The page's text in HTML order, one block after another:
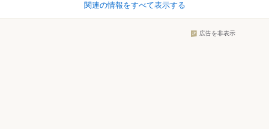
関連の情報をすべて表示する
広告を非表示